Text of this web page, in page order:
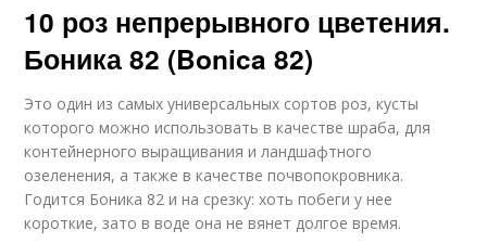
10 роз непрерывного цветения.
Боника 82 (Bonica 82)
Это один из самых универсальных сортов роз, кусты
которого можно использовать в качестве шраба, для
контейнерного выращивания и ландшафтного
озеленения, а также в качестве почвопокровника.
Годится Боника 82 и на срезку: хоть побеги у нее
короткие, зато в воде она не вянет долгое время.